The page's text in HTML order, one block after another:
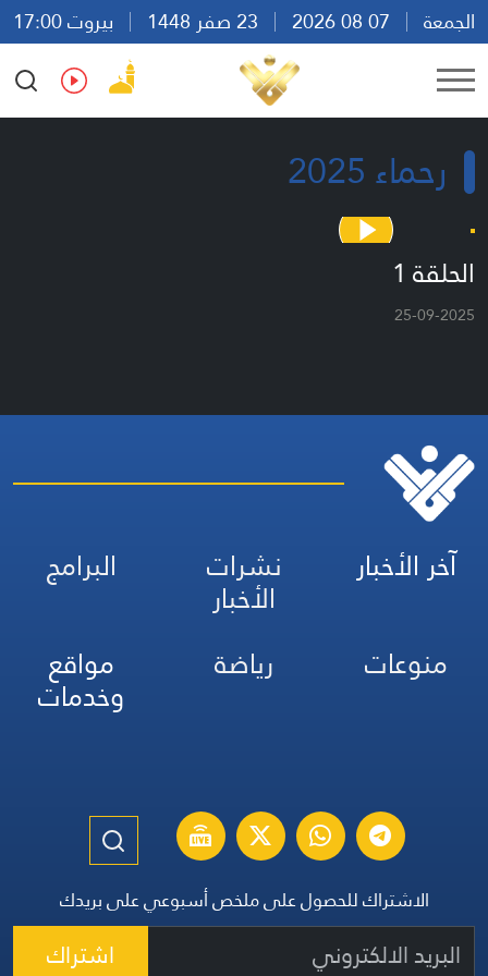
الجمعة
بيروت 17:00
Ar
En Fr Es
رحماء 2025
الحلقة 1
25-09-2025
آخر الأخبار نشرات
الأخبار
البرامج
منوعات
رياضة مواقع
وخدمات
الاشتراك للحصول على ملخص أسبوعي على بريدك
اشتراك